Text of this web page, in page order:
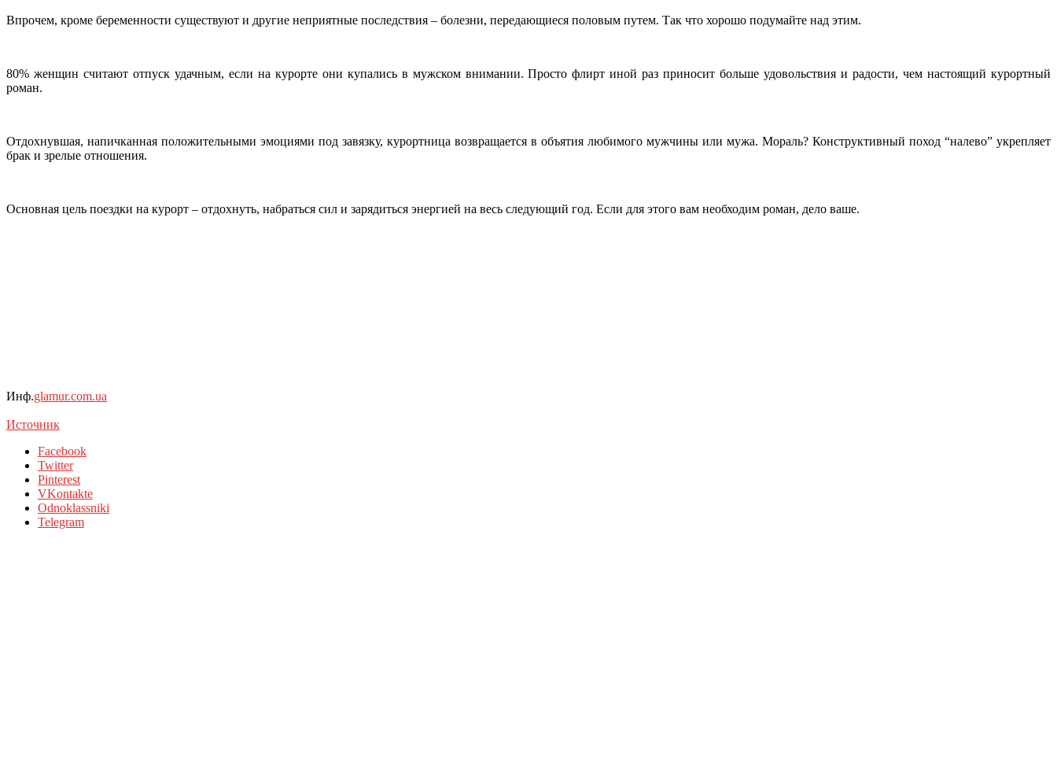
Впрочем, кроме беременности существуют и другие неприятные последствия – болезни, передающиеся половым путем. Так что хорошо подумайте над этим.
80% женщин считают отпуск удачным, если на курорте они купались в мужском внимании. Просто флирт иной раз приносит больше удовольствия и радости, чем настоящий курортный
роман.
Отдохнувшая, напичканная положительными эмоциями под завязку, курортница возвращается в объятия любимого мужчины или мужа. Мораль? Конструктивный поход “налево” укрепляет
брак и зрелые отношения.
Основная цель поездки на курорт – отдохнуть, набраться сил и зарядиться энергией на весь следующий год. Если для этого вам необходим роман, дело ваше.
Инф.glamur.com.ua
Источник
Facebook
Twitter
Pinterest
VKontakte
Odnoklassniki
Telegram